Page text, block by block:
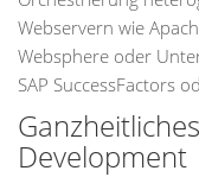
Webservern wie
Websphere oder
SAP SuccessFactors
Development